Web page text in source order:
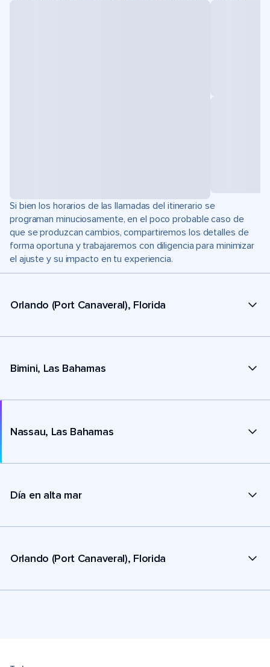
Si bien los horarios de las llamadas del itinerario se
programan minuciosamente, en el poco probable caso de
que se produzcan cambios, compartiremos los detalles de
forma oportuna y trabajaremos con diligencia para minimizar
el ajuste y su impacto en tu experiencia.
Orlando (Port Canaveral), Florida
Bimini, Las Bahamas
Nassau, Las Bahamas
Día en alta mar
Orlando (Port Canaveral), Florida